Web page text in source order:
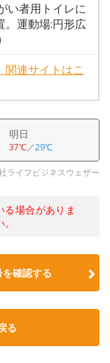
い者用トイレに
。運動場:円形広
関連サイトはこ
明日
37℃／29℃
ライフビジネスウェザー
場合がありま
確認する
る